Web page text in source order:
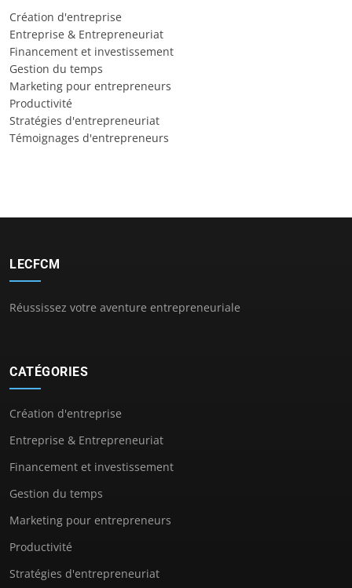
Création d'entreprise
Entreprise & Entrepreneuriat
Financement et investissement
Gestion du temps
Marketing pour entrepreneurs
Productivité
Stratégies d'entrepreneuriat
Témoignages d'entrepreneurs
LECFCM
Réussissez votre aventure entrepreneuriale
CATÉGORIES
Création d'entreprise
Entreprise & Entrepreneuriat
Financement et investissement
Gestion du temps
Marketing pour entrepreneurs
Productivité
Stratégies d'entrepreneuriat